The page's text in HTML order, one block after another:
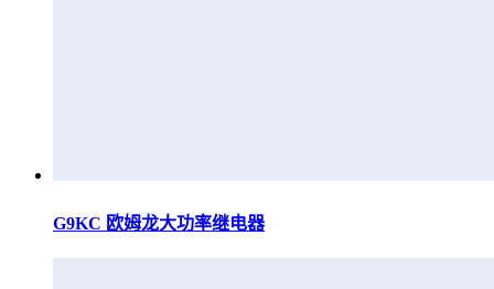
G9KC 欧姆龙大功率继电器